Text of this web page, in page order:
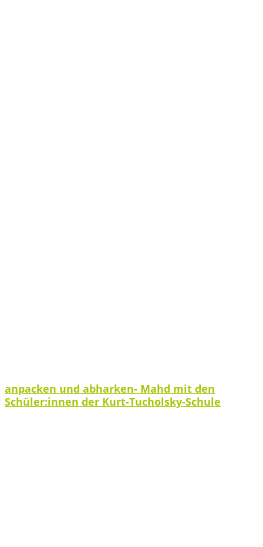
anpacken und abharken- Mahd mit den
Schüler:innen der Kurt-Tucholsky-Schule